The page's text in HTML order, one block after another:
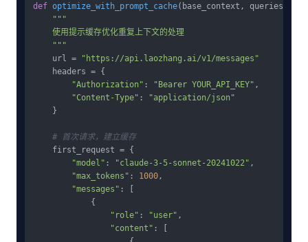
def optimize_with_prompt_cache( base_context, queries
"""
    使用提示缓存优化重复上下文的处理
    """
    url =
"https://api.laozhang.ai/v1/messages"
    headers = {
"Authorization" : "Bearer YOUR_API_KEY" ,
"Content-Type" :
"application/json"
    }
# 首次请求，建立缓存
    first_request = {
"model" : "claude-3-5-sonnet-20241022" ,
"max_tokens" : 1000 ,
"messages" : [
            {
"role" : "user" ,
"content" : [